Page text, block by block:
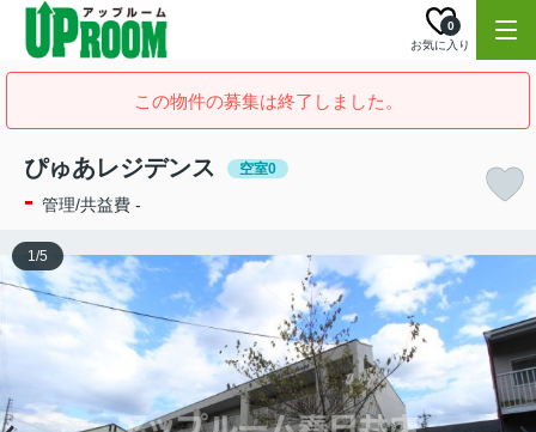
お気に入り
0
この物件の募集は終了しました。
ぴゅあレジデンス 空室0
- 管理/共益費 -
1/5